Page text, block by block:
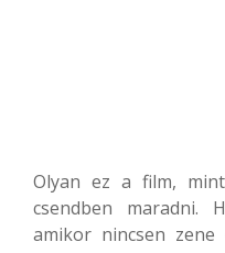
Olyan ez a film,
csendben maradni.
amikor nincsen